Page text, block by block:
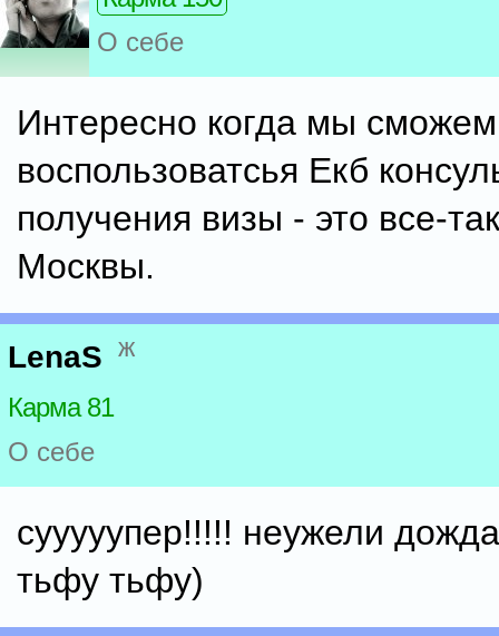
О себе
Интересно когда мы сможем
воспользоватсья Екб
получения визы - это все-
Москвы.
LenaS ж
Карма 81
О себе
сууууупер!!!!! неужели
тьфу тьфу)